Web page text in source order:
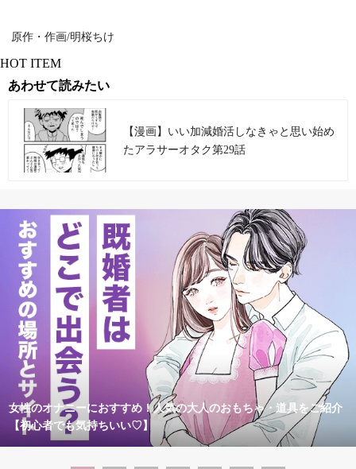
原作・作画/明桜ちけ
HOT ITEM
あわせて読みたい
【漫画】いい加減婚活しなきゃと思い始め
たアラサーオタク第29話
女性のオナニーにおすすめ！人気の大人のおもちゃ・道具をご紹介
【初心者でも気持ちいい♡】